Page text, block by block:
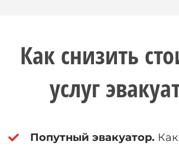
Как снизить
услуг
Попутный эвакуатор.